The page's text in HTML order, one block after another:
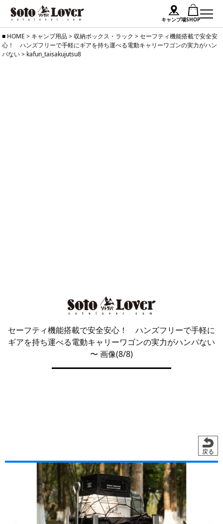
キャンプ場SHOP
Skip
to
content
HOME > キャンプ用品>収納ボックス・ラック >セーフティ機能搭載で安全安
心！ ハンズフリーで手軽にギアを持ち運べる電動キャリーワゴンの実力がハン
パない> kafun_taisakujutsu8
セーフティ機能搭載で安全安心！ ハンズフリーで手軽に
ギアを持ち運べる電動キャリーワゴンの実力がハンパない
〜 画像(8/8)
戻る